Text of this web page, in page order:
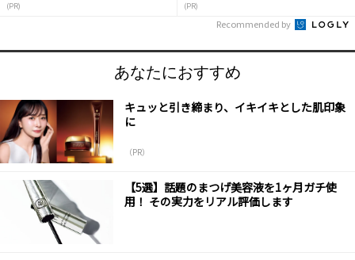
(PR) (PR)
Recommended by
あなたにおすすめ
キュッと引き締まり、イキイキとした肌印象
に
（PR）
【5選】話題のまつげ美容液を1ヶ月ガチ使
用！ その実力をリアル評価します